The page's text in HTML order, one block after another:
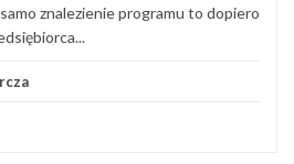
znalezienie programu to dopiero